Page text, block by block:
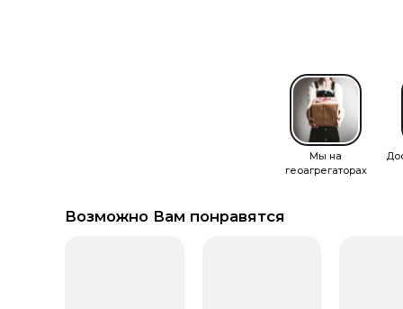
Мы на
геоагрегаторах
Возможно Вам понравятся